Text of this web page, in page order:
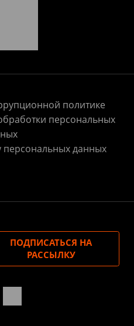
политике
персональных
персональных данных
ПОДПИСАТЬСЯ НА
РАССЫЛКУ